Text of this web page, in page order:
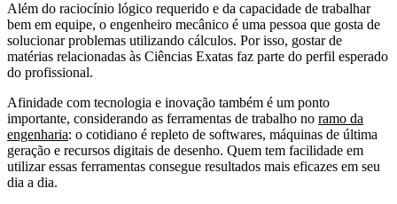
Além do raciocínio lógico requerido e da capacidade de trabalhar
bem em equipe, o engenheiro mecânico é uma pessoa que gosta de
solucionar problemas utilizando cálculos. Por isso, gostar de
matérias relacionadas às Ciências Exatas faz parte do perfil esperado
do profissional.
Afinidade com tecnologia e inovação também é um ponto
importante, considerando as ferramentas de trabalho no ramo da
engenharia: o cotidiano é repleto de softwares, máquinas de última
geração e recursos digitais de desenho. Quem tem facilidade em
utilizar essas ferramentas consegue resultados mais eficazes em seu
dia a dia.